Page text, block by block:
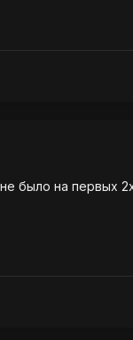
было на первых